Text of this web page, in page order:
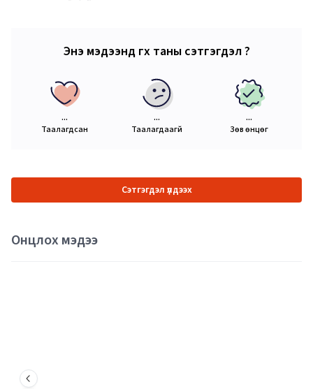
Энэ мэдээнд өгөх таны сэтгэгдэл ?
...
Таалагдсан
...
Таалагдаагүй
...
Зөв өнцөг
Сэтгэгдэл үлдээх
Онцлох мэдээ